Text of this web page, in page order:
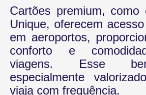
Cartões premium, como
Unique, oferecem
em aeroportos,
conforto e
viagens. Esse
especialmente
viaja com frequência.